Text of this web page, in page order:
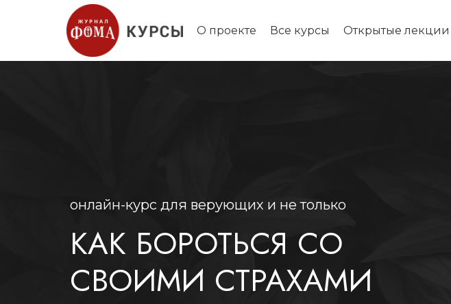
О проекте Все курсы Открытые лекции
онлайн-курс для верующих и не только
КАК БОРОТЬСЯ СО
СВОИМИ СТРАХАМИ